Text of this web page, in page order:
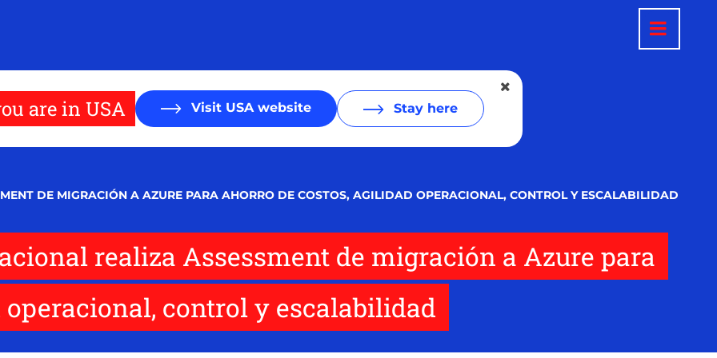
are in USA Visit USA website Stay here
DE MIGRACIÓN A AZURE PARA AHORRO DE COSTOS, AGILIDAD OPERACIONAL, CONTROL Y ESCALABILIDAD
realiza Assessment de migración a Azure para
control y escalabilidad